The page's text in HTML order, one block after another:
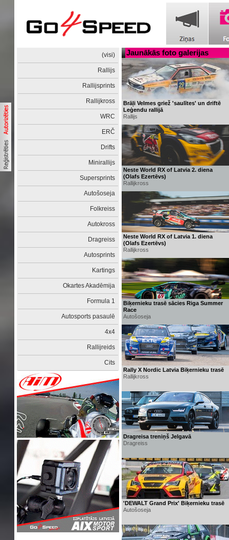
(visi)
Rallijs
Rallijsprints
Rallijkross
WRC
ERČ
Drifts
Minirallijs
Supersprints
Autošoseja
Folkreiss
Autokross
Dragreiss
Autosprints
Kartings
Okartes Akadēmija
Formula 1
Autosports pasaulē
4x4
Rallijreids
Cits
Jaunākās foto galerijas
Brāļi Velmes griež 'saulītes' un driftē
Leģendu rallijā
Rallijs
Neste World RX of Latvia 2. diena
(Olafs Ezertēvs)
Rallijkross
Neste World RX of Latvia 1. diena
(Olafs Ezertēvs)
Rallijkross
Biķernieku trasē sācies Riga Summer
Race
Autošoseja
Rally X Nordic Latvia Biķernieku trasē
Rallijkross
Dragreisa treniņš Jelgavā
Dragreiss
'DEWALT Grand Prix' Biķernieku trasē
Autošoseja